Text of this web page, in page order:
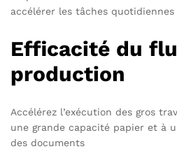
accélérer les tâches quotidiennes
Efficacité du
production
Accélérez l’exécution des gros
une grande capacité papier et à
des documents